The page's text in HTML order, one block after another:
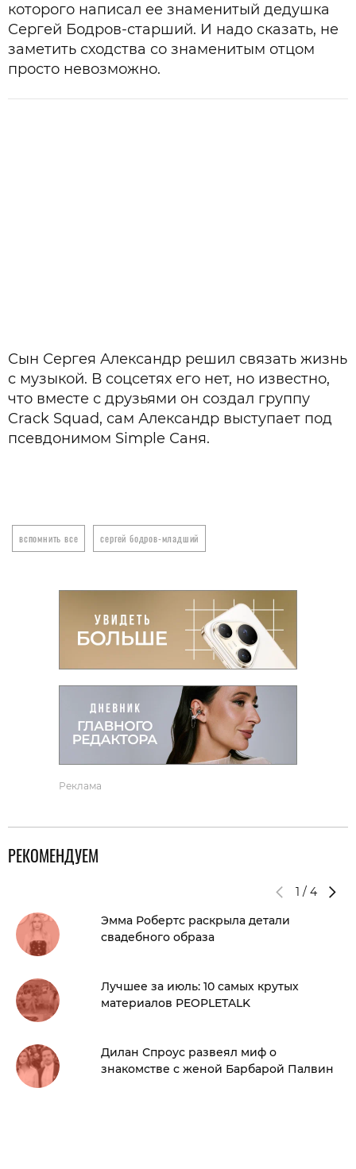
которого написал ее знаменитый дедушка
Сергей Бодров-старший. И надо сказать, не
заметить сходства со знаменитым отцом
просто невозможно.
Сын Сергея Александр решил связать жизнь
с музыкой. В соцсетях его нет, но известно,
что вместе с друзьями он создал группу
Crack Squad, сам Александр выступает под
псевдонимом Simple Саня.
вспомнить все сергей бодров-младший
Реклама
РЕКОМЕНДУЕМ
1 / 4
Эмма Робертс раскрыла детали
свадебного образа
Лучшее за июль: 10 самых крутых
материалов PEOPLETALK
Дилан Спроус развеял миф о
знакомстве с женой Барбарой Палвин